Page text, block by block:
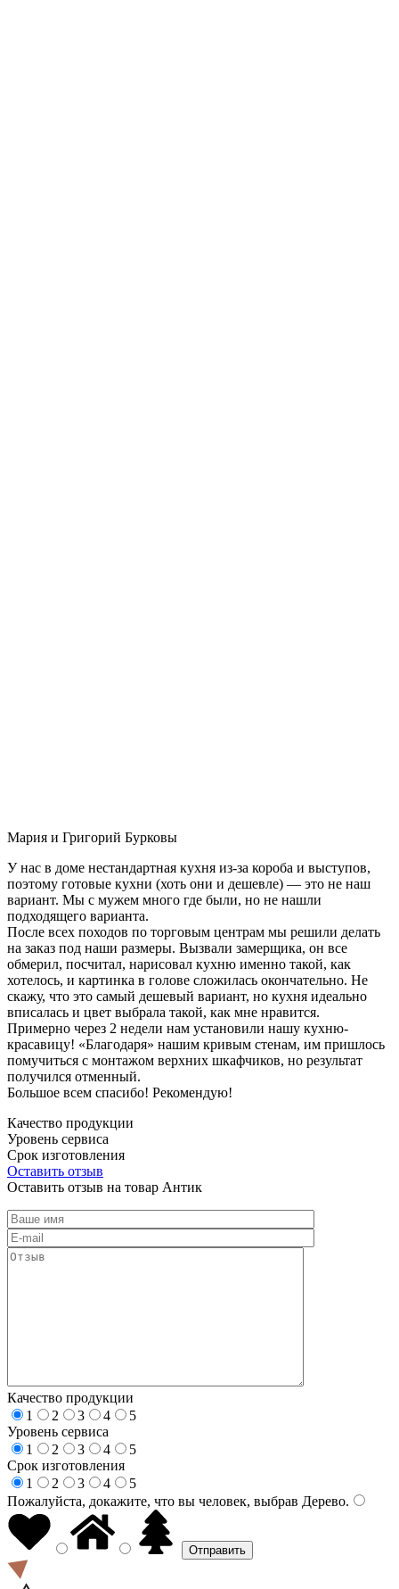
Мария и Григорий Бурковы
У нас в доме нестандартная кухня из-за короба и выступов,
поэтому готовые кухни (хоть они и дешевле) — это не наш
вариант. Мы с мужем много где были, но не нашли
подходящего варианта.
После всех походов по торговым центрам мы решили делать
на заказ под наши размеры. Вызвали замерщика, он все
обмерил, посчитал, нарисовал кухню именно такой, как
хотелось, и картинка в голове сложилась окончательно. Не
скажу, что это самый дешевый вариант, но кухня идеально
вписалась и цвет выбрала такой, как мне нравится.
Примерно через 2 недели нам установили нашу кухню-
красавицу! «Благодаря» нашим кривым стенам, им пришлось
помучиться с монтажом верхних шкафчиков, но результат
получился отменный.
Большое всем спасибо! Рекомендую!
Качество продукции
Уровень сервиса
Срок изготовления
Оставить отзыв
Оставить отзыв на товар Антик
Качество продукции
1
2 3 4
5
Уровень сервиса
1
2 3 4
5
Срок изготовления
1
2 3 4
5
Пожалуйста, докажите, что вы человек, выбрав Дерево.